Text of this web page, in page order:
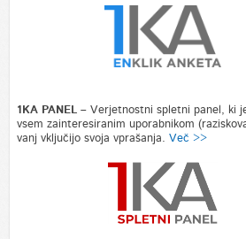
1KA PANEL –Verjetnostni spletni panel, ki
vsem zainteresiranim uporabnikom
vanj vključijo svoja vprašanja. Več >>